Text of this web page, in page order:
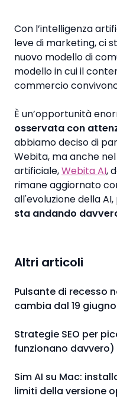
Con l’intelligenza
leve di marketing, ci
nuovo modello di
modello in cui il
commercio
È un’opportunità
osservata con
abbiamo deciso di
Webita, ma anche
artificiale,Webita AI,
rimane aggiornato
all'evoluzione della
sta andando
Altri articoli
Pulsante di recesso
cambia dal 19
Strategie SEO per
funzionano davvero)
Sim AI su Mac:
limiti della versione